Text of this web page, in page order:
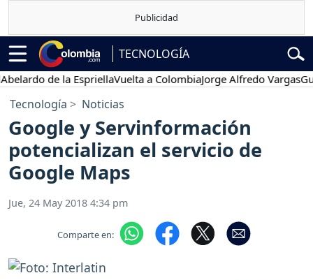
TECNOLOGÍA
de la EspriellaVuelta a ColombiaJorge Alfredo Vargas
Tecnología Noticias
Google y Servinformación
potencializan el servicio de
Google Maps
Jue, 24 May 2018 4:34 pm
Comparte en: